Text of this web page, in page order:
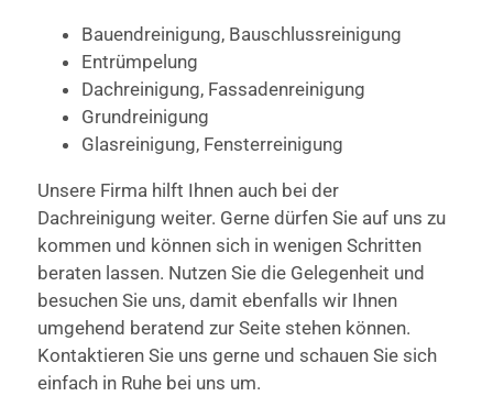
Bauendreinigung, Bauschlussreinigung
Entrümpelung
Dachreinigung, Fassadenreinigung
Grundreinigung
Glasreinigung, Fensterreinigung
Unsere Firma hilft Ihnen auch bei der
Dachreinigung weiter. Gerne dürfen Sie auf uns zu
kommen und können sich in wenigen Schritten
beraten lassen. Nutzen Sie die Gelegenheit und
besuchen Sie uns, damit ebenfalls wir Ihnen
umgehend beratend zur Seite stehen können.
Kontaktieren Sie uns gerne und schauen Sie sich
einfach in Ruhe bei uns um.